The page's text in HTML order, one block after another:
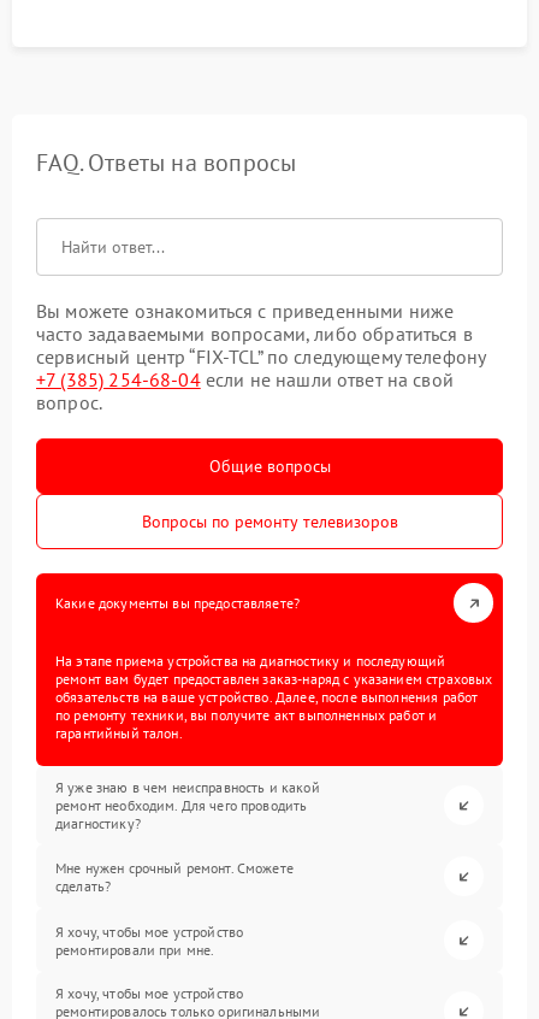
FAQ. Ответы на вопросы
Вы можете ознакомиться с приведенными ниже
часто задаваемыми вопросами, либо обратиться в
сервисный центр “FIX-TCL” по следующему телефону
+7 (385) 254-68-04если не нашли ответ на свой
вопрос.
Общие вопросы
Вопросы по ремонту телевизоров
Какие документы вы предоставляете?
На этапе приема устройства на диагностику и последующий
ремонт вам будет предоставлен заказ-наряд с указанием страховых
обязательств на ваше устройство. Далее, после выполнения работ
по ремонту техники, вы получите акт выполненных работ и
гарантийный талон.
Я уже знаю в чем неисправность и какой
ремонт необходим. Для чего проводить
диагностику?
Мне нужен срочный ремонт. Сможете
сделать?
Я хочу, чтобы мое устройство
ремонтировали при мне.
Я хочу, чтобы мое устройство
ремонтировалось только оригинальными